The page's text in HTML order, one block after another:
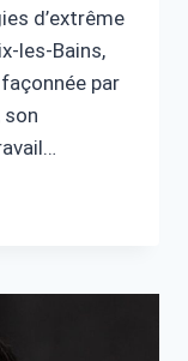
d’extrême
les-Bains,
par